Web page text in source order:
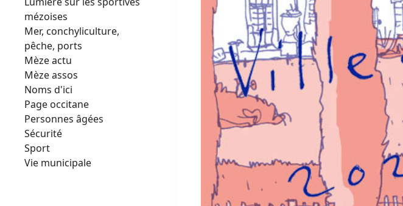
mézoises
Mer, conchyliculture,
pêche, ports
Mèze actu
Mèze assos
Noms d'ici
Page occitane
Personnes âgées
Sécurité
Sport
Vie municipale